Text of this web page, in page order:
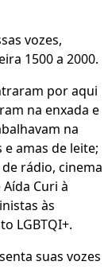
vozes,
1500 a 2000.
por aqui
na enxada e
na
amas de leite;
rádio, cinema
Curi à
às
LGBTQI+.
suas vozes